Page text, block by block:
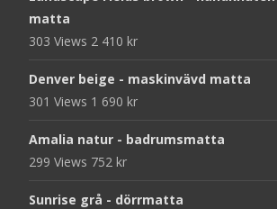
matta
303 Views 2 410 kr
Denver beige - maskinvävd matta
301 Views 1 690 kr
Amalia natur - badrumsmatta
299 Views 752 kr
Sunrise grå - dörrmatta